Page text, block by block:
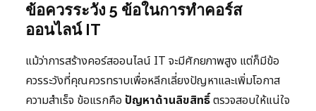
ข้อควรระวัง 5 ข้อในการทำคอร์ส
ออนไลน์ IT
แม้ว่าการสร้างคอร์สออนไลน์ IT จะมีศักยภาพสูง แต่ก็มีข้อ
ควรระวังที่คุณควรทราบเพื่อหลีกเลี่ยงปัญหาและเพิ่มโอกาส
ความสำเร็จ ข้อแรกคือ ปัญหาด้านลิขสิทธิ์ตรวจสอบให้แน่ใจ